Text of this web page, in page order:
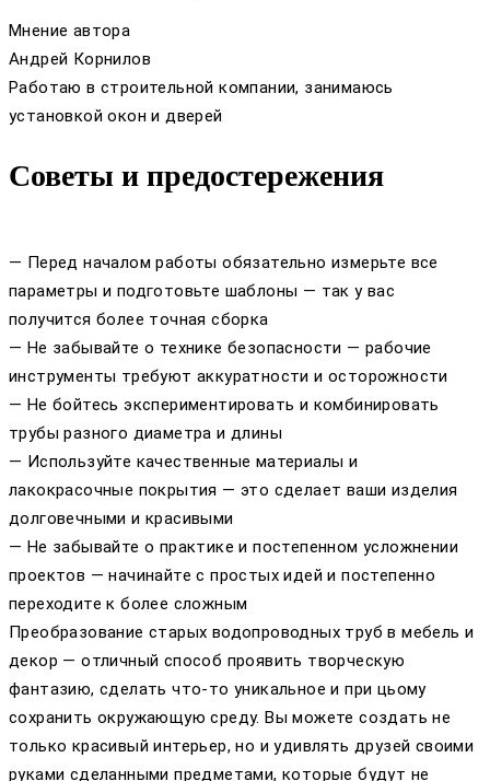
Мнение автора
Андрей Корнилов
Работаю в строительной компании, занимаюсь
установкой окон и дверей
Советы и предостережения
— Перед началом работы обязательно измерьте все
параметры и подготовьте шаблоны — так у вас
получится более точная сборка
— Не забывайте о технике безопасности — рабочие
инструменты требуют аккуратности и осторожности
— Не бойтесь экспериментировать и комбинировать
трубы разного диаметра и длины
— Используйте качественные материалы и
лакокрасочные покрытия — это сделает ваши изделия
долговечными и красивыми
— Не забывайте о практике и постепенном усложнении
проектов — начинайте с простых идей и постепенно
переходите к более сложным
Преобразование старых водопроводных труб в мебель и
декор — отличный способ проявить творческую
фантазию, сделать что-то уникальное и при цьому
сохранить окружающую среду. Вы можете создать не
только красивый интерьер, но и удивлять друзей своими
руками сделанными предметами, которые будут не